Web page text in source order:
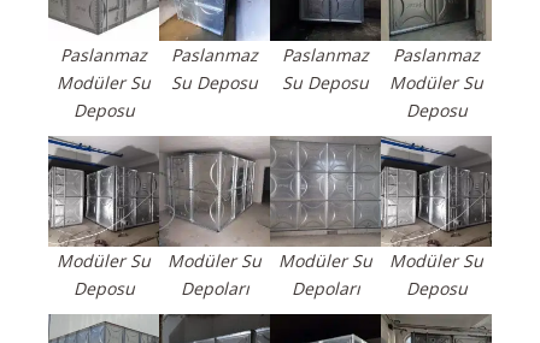
Paslanmaz
Modüler Su
Deposu
Paslanmaz
Su Deposu
Paslanmaz
Su Deposu
Paslanmaz
Modüler Su
Deposu
Modüler Su
Deposu
Modüler Su
Depoları
Modüler Su
Depoları
Modüler Su
Deposu